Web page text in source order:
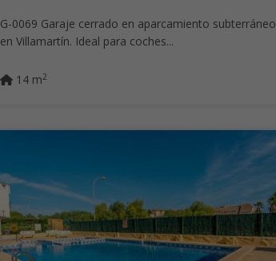
G-0069 Garaje cerrado en aparcamiento subterráneo
en Villamartín. Ideal para coches...
14 m2